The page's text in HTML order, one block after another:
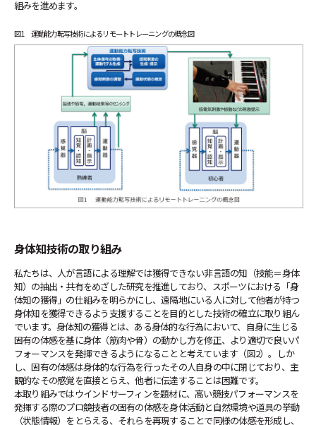
組みを進めます。
図1 運動能力転写技術によるリモートトレーニングの概念図
身体知技術の取り組み
私たちは、人が言語による理解では獲得できない非言語の知（技能＝身体
知）の抽出・共有をめざした研究を推進しており、スポーツにおける「身
体知の獲得」の仕組みを明らかにし、遠隔地にいる人に対して他者が持つ
身体知を獲得できるよう支援することを目的とした技術の確立に取り組ん
でいます。身体知の獲得とは、ある身体的な行為において、自身に生じる
固有の体感を基に身体（筋肉や骨）の動かし方を修正、より適切で良いパ
フォーマンスを発揮できるようになることと考えています（図2）。しか
し、固有の体感は身体的な行為を行ったその人自身の中に閉じており、主
観的なその感覚を直接とらえ、他者に伝達することは困難です。
本取り組みではウインドサーフィンを題材に、高い競技パフォーマンスを
発揮する際のプロ競技者の固有の体感を身体活動と自然環境や道具の挙動
（状態情報）をとらえる、それらを再現することで同様の体感を形成し、